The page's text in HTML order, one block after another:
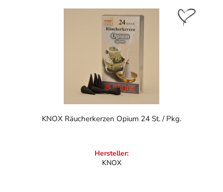
KNOX Räucherkerzen Opium 24 St. / Pkg.
Hersteller:
KNOX